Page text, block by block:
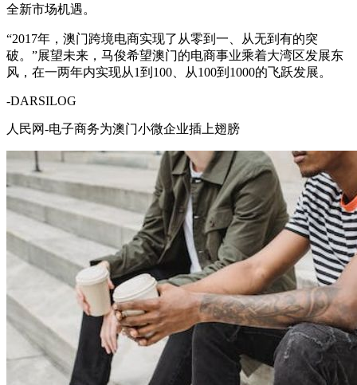
全新市场机遇。
“2017年，澳门跨境电商实现了从零到一、从无到有的突
破。”展望未来，马俊希望澳门的电商事业乘着大湾区发展东
风，在一两年内实现从1到100、从100到1000的飞跃发展。
-DARSILOG
人民网-电子商务为澳门小微企业插上翅膀